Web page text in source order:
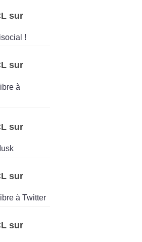
sur
!
sur
à
sur
sur
à Twitter
sur